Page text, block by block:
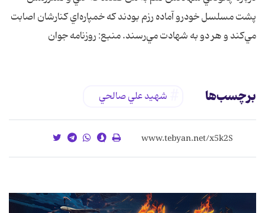
پشت مسلسل خودرو آماده رزم بودند كه خمپاره‌اي كنارشان اصابت
مي‌كند و هر دو به شهادت مي‌رسند. منبع: روزنامه جوان
برچسب‌ها شهید علي صالحي